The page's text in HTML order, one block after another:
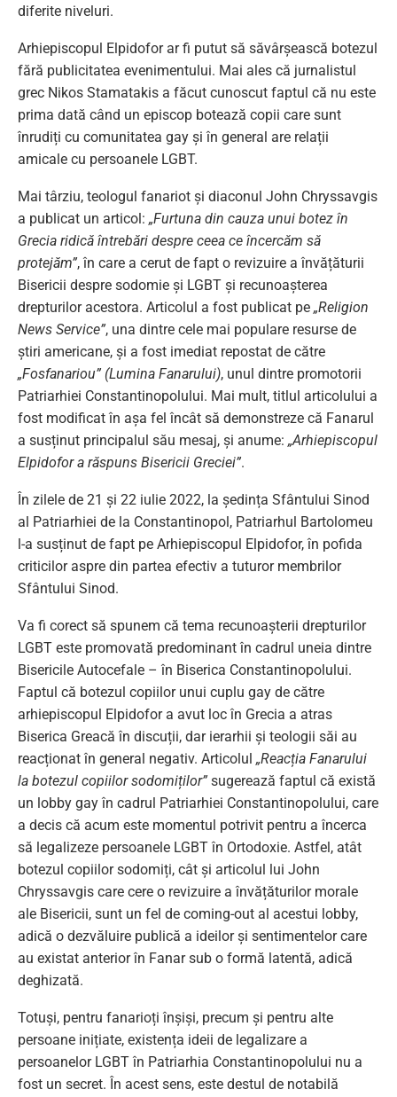
diferite niveluri.
Arhiepiscopul Elpidofor ar fi putut să săvârșească botezul
fără publicitatea evenimentului. Mai ales că jurnalistul
grec Nikos Stamatakis a făcut cunoscut faptul că nu este
prima dată când un episcop botează copii care sunt
înrudiți cu comunitatea gay și în general are relații
amicale cu persoanele LGBT.
Mai târziu, teologul fanariot și diaconul John Chryssavgis
a publicat un articol: „Furtuna din cauza unui botez în
Grecia ridică întrebări despre ceea ce încercăm să
protejăm”, în care a cerut de fapt o revizuire a învățăturii
Bisericii despre sodomie și LGBT și recunoașterea
drepturilor acestora. Articolul a fost publicat pe „Religion
News Service”, una dintre cele mai populare resurse de
știri americane, și a fost imediat repostat de către
„Fosfanariou” (Lumina Fanarului), unul dintre promotorii
Patriarhiei Constantinopolului. Mai mult, titlul articolului a
fost modificat în așa fel încât să demonstreze că Fanarul
a susținut principalul său mesaj, și anume: „Arhiepiscopul
Elpidofor a răspuns Bisericii Greciei”.
În zilele de 21 și 22 iulie 2022, la ședința Sfântului Sinod
al Patriarhiei de la Constantinopol, Patriarhul Bartolomeu
l-a susținut de fapt pe Arhiepiscopul Elpidofor, în pofida
criticilor aspre din partea efectiv a tuturor membrilor
Sfântului Sinod.
Va fi corect să spunem că tema recunoașterii drepturilor
LGBT este promovată predominant în cadrul uneia dintre
Bisericile Autocefale – în Biserica Constantinopolului.
Faptul că botezul copiilor unui cuplu gay de către
arhiepiscopul Elpidofor a avut loc în Grecia a atras
Biserica Greacă în discuții, dar ierarhii și teologii săi au
reacționat în general negativ. Articolul „Reacția Fanarului
la botezul copiilor sodomiților” sugerează faptul că există
un lobby gay în cadrul Patriarhiei Constantinopolului, care
a decis că acum este momentul potrivit pentru a încerca
să legalizeze persoanele LGBT în Ortodoxie. Astfel, atât
botezul copiilor sodomiți, cât și articolul lui John
Chryssavgis care cere o revizuire a învățăturilor morale
ale Bisericii, sunt un fel de coming-out al acestui lobby,
adică o dezvăluire publică a ideilor și sentimentelor care
au existat anterior în Fanar sub o formă latentă, adică
deghizată.
Totuși, pentru fanarioți înșiși, precum și pentru alte
persoane inițiate, existența ideii de legalizare a
persoanelor LGBT în Patriarhia Constantinopolului nu a
fost un secret. În acest sens, este destul de notabilă